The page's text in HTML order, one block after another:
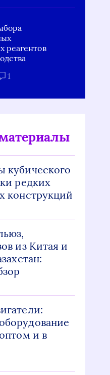
реагентов
1
кубического
редких
конструкций
из Китая и
и в